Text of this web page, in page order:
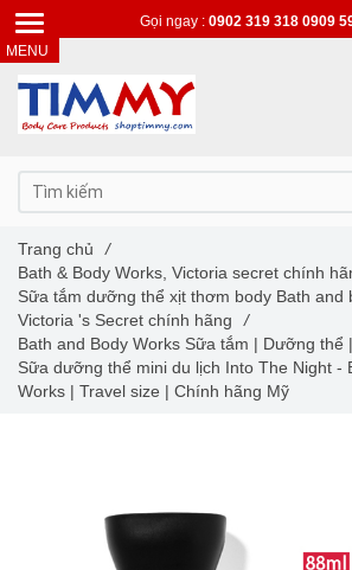
Trang chủ
/
Bath & Body Works, Victoria secret chính
Sữa tắm dưỡng thể xịt thơm body Bath and
Victoria 's Secret chính hãng
/
Bath and Body Works Sữa tắm | Dưỡng thể
Sữa dưỡng thể mini du lịch Into The Night -
Works | Travel size | Chính hãng Mỹ
Gọi ngay : 0902 319 318 0909